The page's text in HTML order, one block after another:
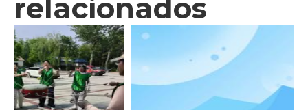
relacionados